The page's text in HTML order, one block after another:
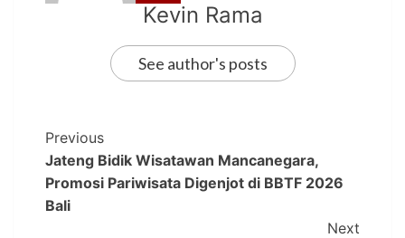
Kevin Rama
See author's posts
Previous
Jateng Bidik Wisatawan Mancanegara,
Promosi Pariwisata Digenjot di BBTF 2026
Bali
Next